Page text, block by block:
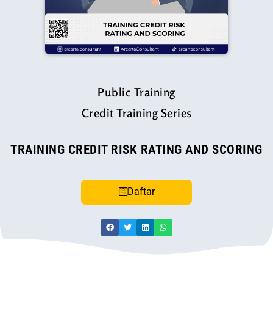
Public Training
Credit Training Series
TRAINING CREDIT RISK RATING AND SCORING
Daftar